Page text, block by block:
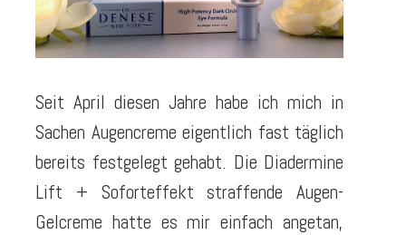
Seit April diesen Jahre habe ich mich in
Sachen Augencreme eigentlich fast täglich
bereits festgelegt gehabt. Die Diadermine
Lift + Soforteffekt straffende Augen-
Gelcreme hatte es mir einfach angetan,